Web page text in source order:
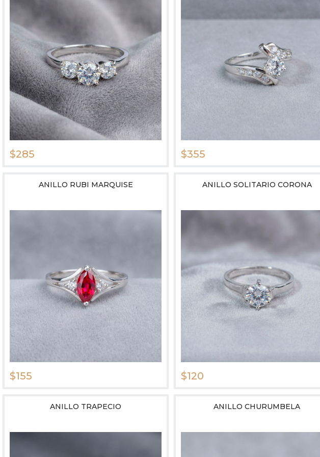
$285 $355
ANILLO RUBI MARQUISE
$155
ANILLO SOLITARIO CORONA
$120
ANILLO TRAPECIO ANILLO CHURUMBELA